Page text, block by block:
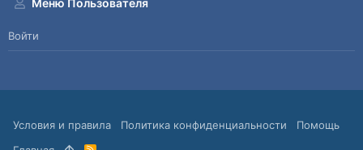
Меню Пользователя
Войти
Условия и правила Политика конфиденциальности
Помощь